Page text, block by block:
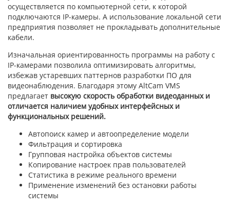
осуществляется по компьютерной сети, к которой
подключаются IP-камеры. А использование локальной сети
предприятия позволяет не прокладывать дополнительные
кабели.
Изначальная ориентированность программы на работу с
IP-камерами позволила оптимизировать алгоритмы,
избежав устаревших паттернов разработки ПО для
видеонаблюдения. Благодаря этому AltCam VMS
предлагает высокую скорость обработки видеоданных и
отличается наличием удобных интерфейсных и
функциональных решений.
Автопоиск камер и автоопределение модели
Фильтрация и сортировка
Групповая настройка объектов системы
Копирование настроек прав пользователей
Статистика в режиме реального времени
Применение изменений без остановки работы
системы